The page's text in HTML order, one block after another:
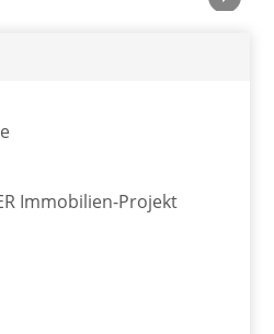
Immobilien-Projekt